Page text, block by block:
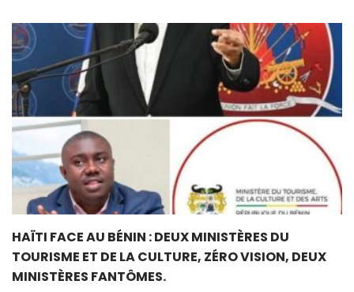
HAÏTI FACE AU BÉNIN : DEUX MINISTÈRES DU
TOURISME ET DE LA CULTURE, ZÉRO VISION, DEUX
MINISTÈRES FANTÔMES.